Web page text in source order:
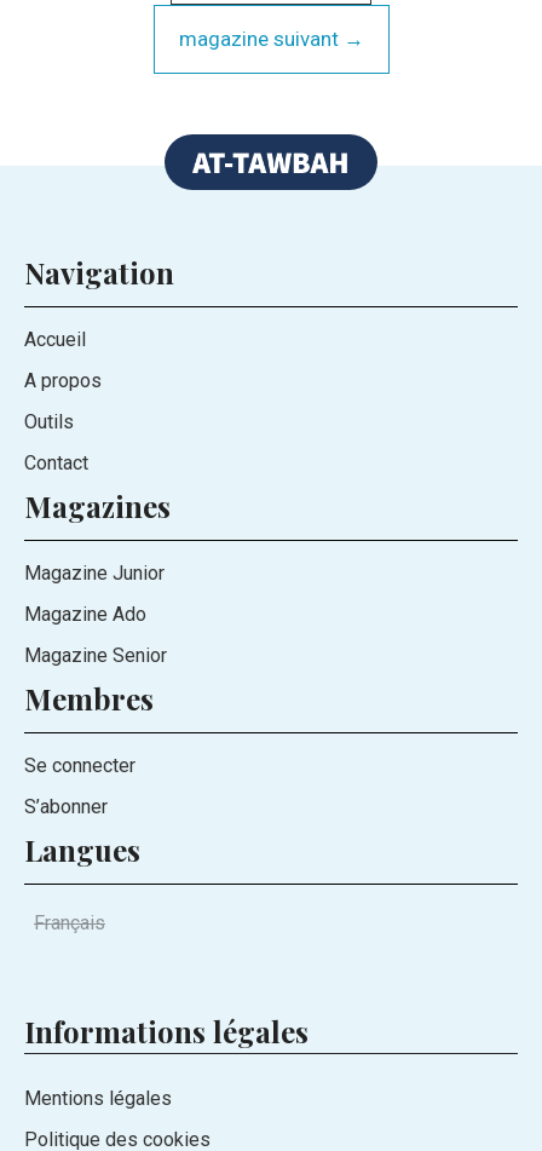
magazine suivant →
Navigation
Accueil
A propos
Outils
Contact
Magazines
Magazine Junior
Magazine Ado
Magazine Senior
Membres
Se connecter
S’abonner
Langues
Français
Informations légales
Mentions légales
Politique des cookies